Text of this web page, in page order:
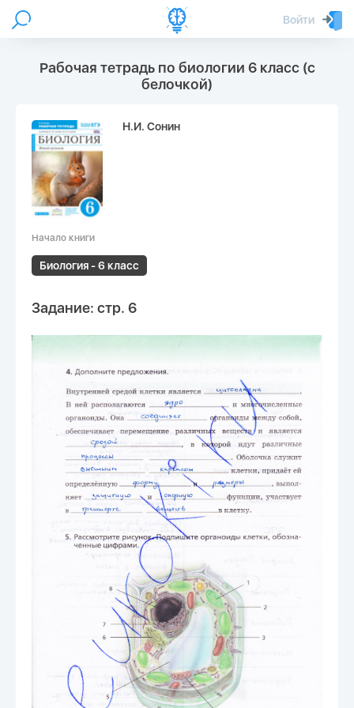
Войти
Рабочая тетрадь по биологии 6 класс (с
белочкой)
Н.И. Сонин
Начало книги
Биология - 6 класс
Задание: стр. 6